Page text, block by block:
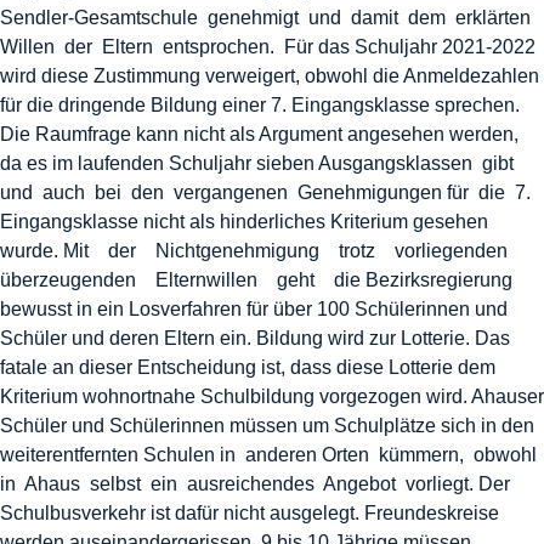
Sendler-Gesamtschule genehmigt und damit dem erklärten
Willen der Eltern entsprochen. Für das Schuljahr 2021-2022
wird diese Zustimmung verweigert, obwohl die Anmeldezahlen
für die dringende Bildung einer 7. Eingangsklasse sprechen.
Die Raumfrage kann nicht als Argument angesehen werden,
da es im laufenden Schuljahr sieben Ausgangsklassen gibt
und auch bei den vergangenen Genehmigungen für die 7.
Eingangsklasse nicht als hinderliches Kriterium gesehen
wurde. Mit der Nichtgenehmigung trotz vorliegenden
überzeugenden Elternwillen geht die Bezirksregierung
bewusst in ein Losverfahren für über 100 Schülerinnen und
Schüler und deren Eltern ein. Bildung wird zur Lotterie. Das
fatale an dieser Entscheidung ist, dass diese Lotterie dem
Kriterium wohnortnahe Schulbildung vorgezogen wird. Ahauser
Schüler und Schülerinnen müssen um Schulplätze sich in den
weiterentfernten Schulen in anderen Orten kümmern, obwohl
in Ahaus selbst ein ausreichendes Angebot vorliegt. Der
Schulbusverkehr ist dafür nicht ausgelegt. Freundeskreise